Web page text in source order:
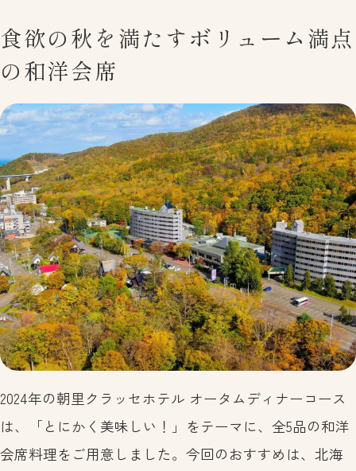
交通指南English
แบบไทย
預約 常見問題
Inquiries
0134-52-3800
食欲の秋を満たすボリューム満点
の和洋会席
2024年の朝里クラッセホテル オータムディナーコース
は、「とにかく美味しい！」をテーマに、全5品の和洋
会席料理をご用意しました。今回のおすすめは、北海